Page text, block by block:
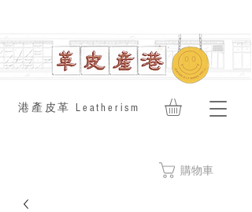
​港產皮革 Leatherism
購物車